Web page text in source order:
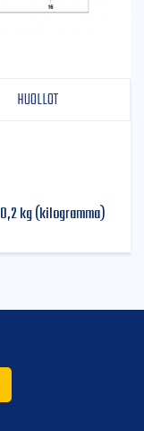
HUOLLOT
0,2 kg (kilogramma)